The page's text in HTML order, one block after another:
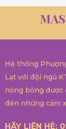
Hệ thống
Lạt với đội ngũ
nóng bỏng được
đến những cảm
HÃY LIÊN HỆ: